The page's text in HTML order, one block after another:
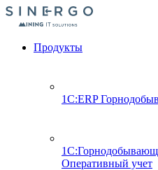
Продукты
1С:ERP
Оперативный учет